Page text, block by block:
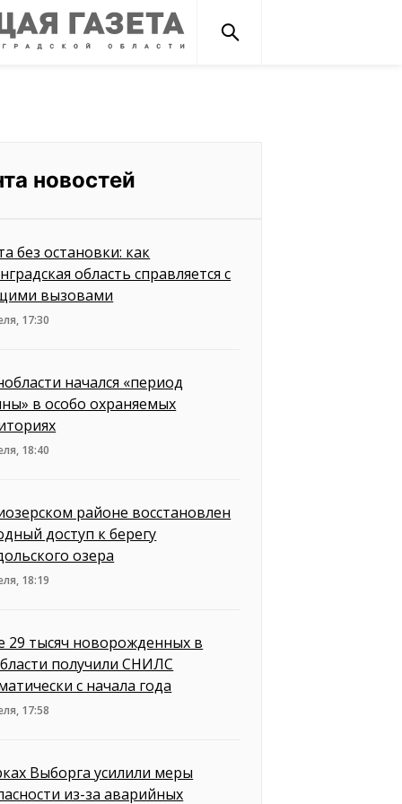
новостей
без остановки: как
область справляется с
вызовами
17:30
начался «период
в особо охраняемых
18:40
районе восстановлен
доступ к берегу
озера
18:19
29 тысяч новорожденных в
получили СНИЛС
с начала года
17:58
Выборга усилили меры
из-за аварийных